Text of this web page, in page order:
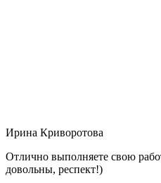
Ирина Криворотова
Отлично выполняете свою
довольны, респект!)